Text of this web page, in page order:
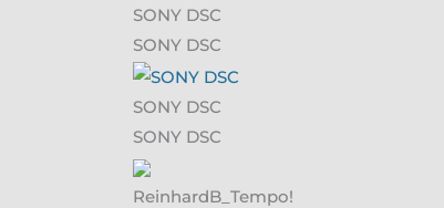
SONY DSC
SONY DSC
SONY DSC
SONY DSC
ReinhardB_Tempo!